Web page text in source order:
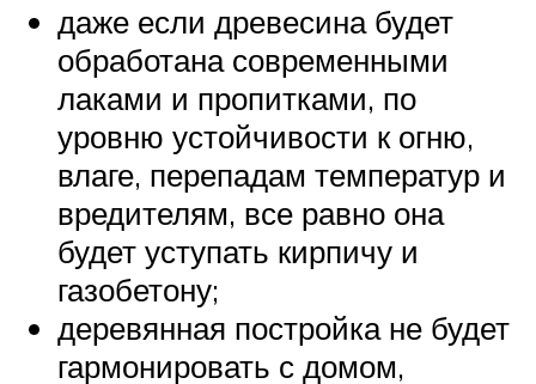
даже если древесина будет
обработана современными
лаками и пропитками, по
уровню устойчивости к огню,
влаге, перепадам температур и
вредителям, все равно она
будет уступать кирпичу и
газобетону;
деревянная постройка не будет
гармонировать с домом,